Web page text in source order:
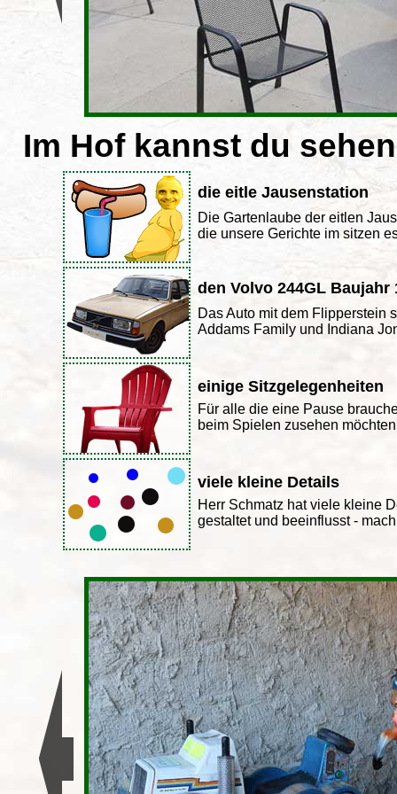
Im Hof kannst du
die eitle Jausenstation
Die Gartenlaube der eitlen
die unsere Gerichte im sitzen
den Volvo 244GL Baujahr
Das Auto mit dem Flipperstein
Addams Family und Indiana
einige Sitzgelegenheiten
Für alle die eine Pause
beim Spielen zusehen
viele kleine Details
Herr Schmatz hat viele kleine
gestaltet und beeinflusst -